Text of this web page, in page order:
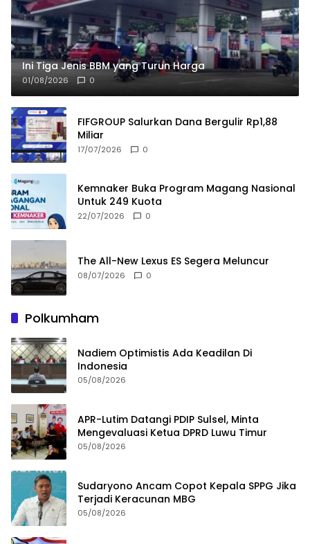
Ini Tiga Jenis BBM yang Turun Harga
01/08/2026 0
FIFGROUP Salurkan Dana Bergulir Rp1,88
Miliar
17/07/2026 0
Kemnaker Buka Program Magang Nasional
Untuk 249 Kuota
22/07/2026 0
The All-New Lexus ES Segera Meluncur
08/07/2026 0
Polkumham
Nadiem Optimistis Ada Keadilan Di
Indonesia
05/08/2026
APR-Lutim Datangi PDIP Sulsel, Minta
Mengevaluasi Ketua DPRD Luwu Timur
05/08/2026
Sudaryono Ancam Copot Kepala SPPG Jika
Terjadi Keracunan MBG
05/08/2026